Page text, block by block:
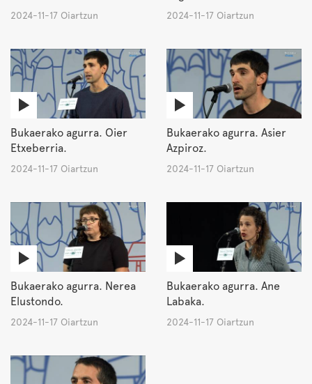
2024-11-17 Oiartzun 2024-11-17 Oiartzun
Bukaerako agurra. Oier
Etxeberria.
2024-11-17 Oiartzun
Bukaerako agurra. Asier
Azpiroz.
2024-11-17 Oiartzun
Bukaerako agurra. Nerea
Elustondo.
2024-11-17 Oiartzun
Bukaerako agurra. Ane
Labaka.
2024-11-17 Oiartzun